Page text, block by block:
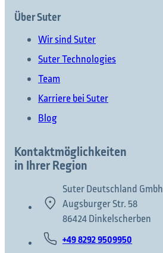
Über Suter
Wir sind Suter
Suter Technologies
Team
Karriere bei Suter
Blog
Kontaktmöglichkeiten
in Ihrer Region
Suter Deutschland Gmbh
Augsburger Str. 58
86424 Dinkelscherben
+49 8292 9509950